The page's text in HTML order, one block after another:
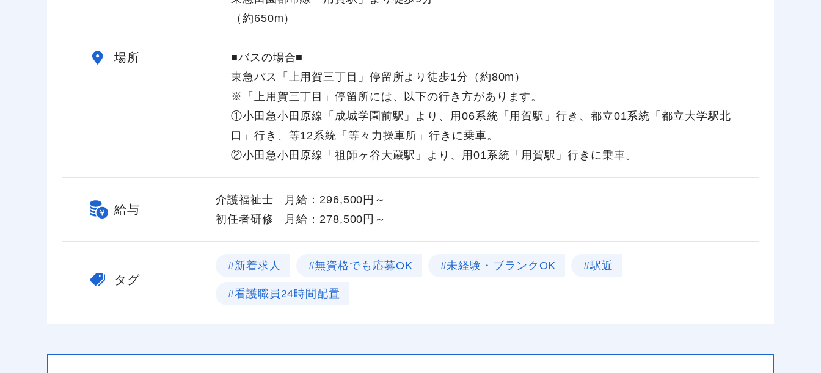
場所
（約650m）
■バスの場合■
東急バス「上用賀三丁目」停留所より徒歩1分（約80m）
※「上用賀三丁目」停留所には、以下の行き方があります。
①小田急小田原線「成城学園前駅」より、用06系統「用賀駅」行き、都立01系統「都立大学駅北
口」行き、等12系統「等々力操車所」行きに乗車。
②小田急小田原線「祖師ヶ谷大蔵駅」より、用01系統「用賀駅」行きに乗車。
給与
介護福祉士 月給：296,500円～
初任者研修 月給：278,500円～
タグ
#新着求人 #無資格でも応募OK #未経験・ブランクOK #駅近
#看護職員24時間配置